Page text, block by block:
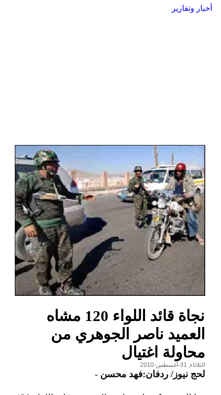
أخبار وتقارير
نجاة قائد اللواء 120 مشاه
العميد ناصر الجوهري من
محاولة اغتيال
الثلاثاء, 31-أغسطس-2010
لحج نيوز/ ردفان:فهد محسن -